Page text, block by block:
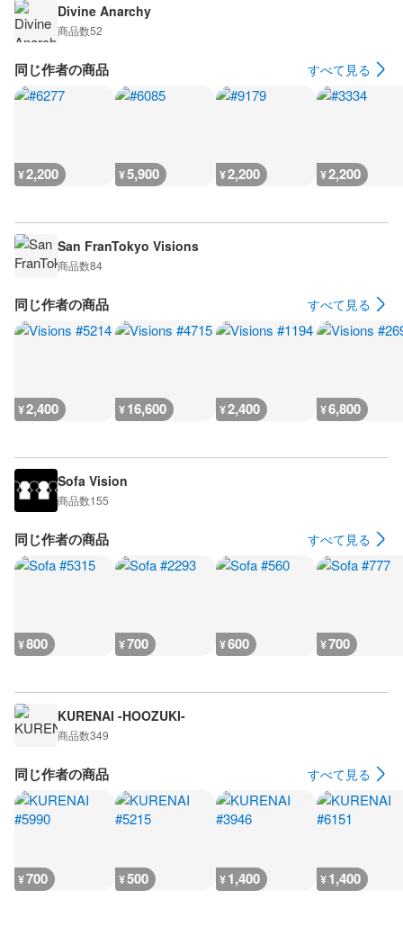
Divine Anarchy
商品数52
同じ作者の商品 すべて見る
¥2,200 ¥5,900 ¥2,200 ¥2,200
San FranTokyo Visions
商品数84
同じ作者の商品 すべて見る
¥2,400 ¥16,600 ¥2,400 ¥6,800
Sofa Vision
商品数155
同じ作者の商品 すべて見る
¥800 ¥700 ¥600 ¥700
KURENAI -HOOZUKI-
商品数349
同じ作者の商品 すべて見る
¥700 ¥500 ¥1,400 ¥1,400